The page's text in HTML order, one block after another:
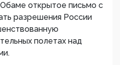
открытое письмо с
разрешения России
полетах над